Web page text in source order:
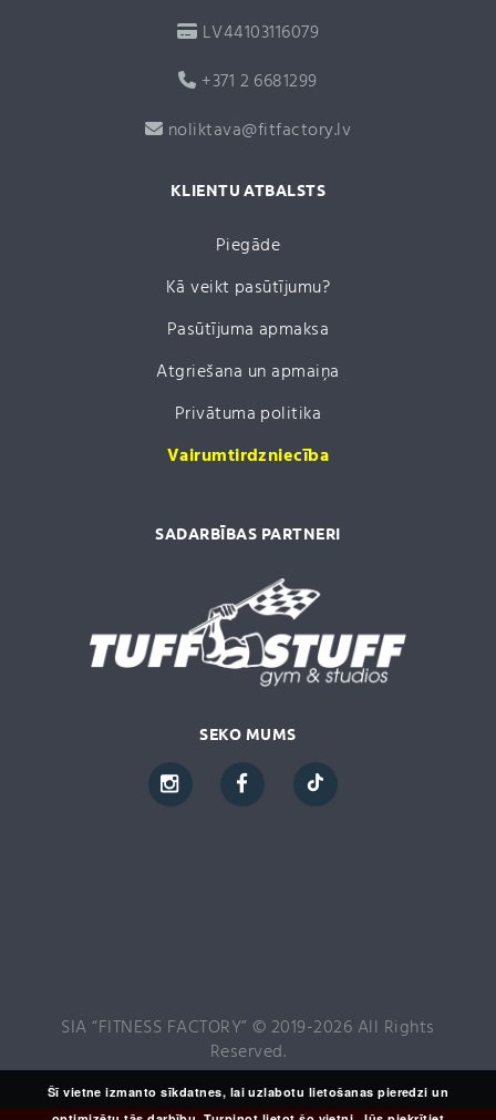
LV44103116079
+371 2 6681299
noliktava@fitfactory.lv
KLIENTU ATBALSTS
Piegāde
Kā veikt pasūtījumu?
Pasūtījuma apmaksa
Atgriešana un apmaiņa
Privātuma politika
Vairumtirdzniecība
SADARBĪBAS PARTNERI
SEKO MUMS
SIA “FITNESS FACTORY” © 2019-2026 All Rights
Reserved.
Šī vietne izmanto sīkdatnes, lai uzlabotu lietošanas pieredzi un